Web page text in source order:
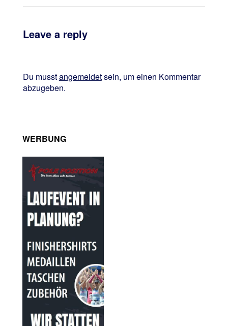
Leave a reply
Du musstangemeldetsein, um einen Kommentar
abzugeben.
WERBUNG